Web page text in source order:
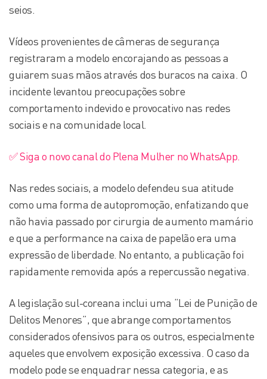
seios.
Vídeos provenientes de câmeras de segurança
registraram a modelo encorajando as pessoas a
guiarem suas mãos através dos buracos na caixa. O
incidente levantou preocupações sobre
comportamento indevido e provocativo nas redes
sociais e na comunidade local.
✅ Siga o novo canal do Plena Mulher no WhatsApp.
Nas redes sociais, a modelo defendeu sua atitude
como uma forma de autopromoção, enfatizando que
não havia passado por cirurgia de aumento mamário
e que a performance na caixa de papelão era uma
expressão de liberdade. No entanto, a publicação foi
rapidamente removida após a repercussão negativa.
A legislação sul-coreana inclui uma “Lei de Punição de
Delitos Menores”, que abrange comportamentos
considerados ofensivos para os outros, especialmente
aqueles que envolvem exposição excessiva. O caso da
modelo pode se enquadrar nessa categoria, e as